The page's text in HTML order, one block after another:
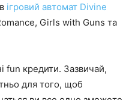
ігровий автомат Divine
Girls with Guns та
fun кредити. Зазвичай,
для того, щоб